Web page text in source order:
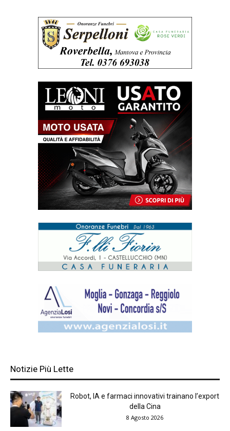
Notizie Più Lette
Robot, IA e farmaci innovativi trainano l’export
della Cina
8 Agosto 2026